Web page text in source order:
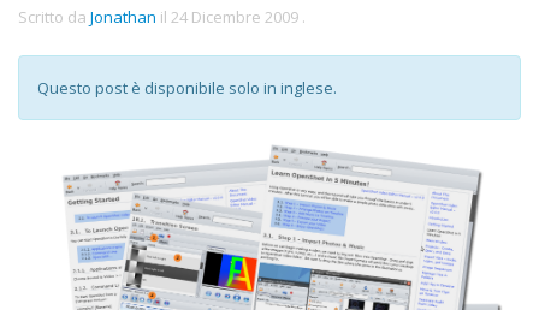
Scritto da Jonathan il 24 Dicembre 2009 .
Questo post è disponibile solo in inglese.